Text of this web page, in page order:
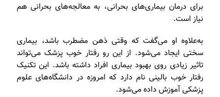
برای درمان بیماری‌های بحرانی، به معالجه‌های بحرانی هم
نیاز است.
به‌علاوه او می‌گفت که وقتی ذهن مضطرب باشد، بیماری
سختی ایجاد می‌شود. از این رو رفتار خوب پزشک می‌تواند
تاثیر زیادی روی بهبود بیماری افراد داشته باشد. این تکنیک
رفتار خوب بالینی نام دارد که امروزه در دانشگاه‌های علوم
پزشکی آموزش داده می‌شود.